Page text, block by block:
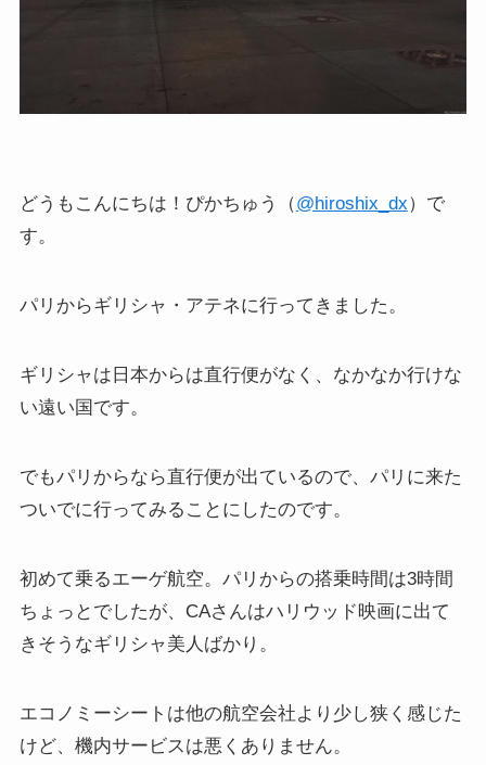
どうもこんにちは！ぴかちゅう（@hiroshix_dx）で
す。
パリからギリシャ・アテネに行ってきました。
ギリシャは日本からは直行便がなく、なかなか行けな
い遠い国です。
でもパリからなら直行便が出ているので、パリに来た
ついでに行ってみることにしたのです。
初めて乗るエーゲ航空。パリからの搭乗時間は3時間
ちょっとでしたが、CAさんはハリウッド映画に出て
きそうなギリシャ美人ばかり。
エコノミーシートは他の航空会社より少し狭く感じた
けど、機内サービスは悪くありません。